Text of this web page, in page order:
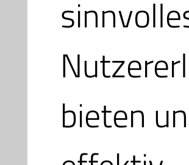
bieten